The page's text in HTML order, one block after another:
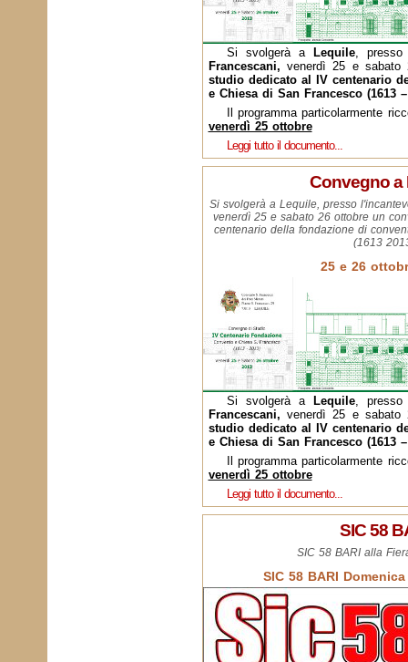
Si svolgerà a Lequile, presso
Francescani, venerdì 25 e
studio dedicato al IV centenario
e Chiesa di San Francesco (1613 –
Il programma particolarmente
venerdì 25 ottobre
Leggi tutto il documento...
Convegno a
Si svolgerà a Lequile, presso
venerdì 25 e sabato 26 ottobre un
centenario della fondazione di
(1613
25 e 26
Si svolgerà a Lequile, presso
Francescani, venerdì 25 e
studio dedicato al IV centenario
e Chiesa di San Francesco (1613 –
Il programma particolarmente
venerdì 25 ottobre
Leggi tutto il documento...
SIC 58
SIC 58 BARI alla
SIC 58 BARI